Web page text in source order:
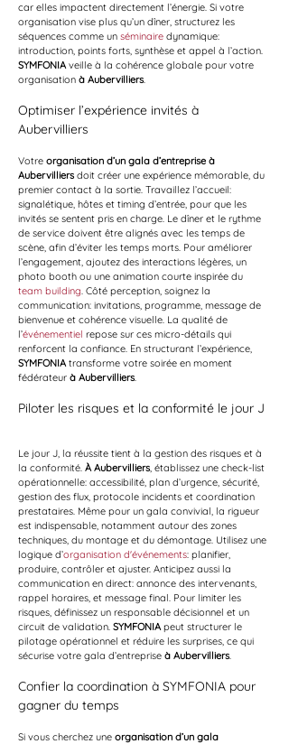
car elles impactent directement l’énergie. Si votre
organisation vise plus qu’un dîner, structurez les
séquences comme un séminaire dynamique:
introduction, points forts, synthèse et appel à l’action.
SYMFONIA veille à la cohérence globale pour votre
organisation à Aubervilliers.
Optimiser l’expérience invités à
Aubervilliers
Votre organisation d’un gala d’entreprise à
Aubervilliers doit créer une expérience mémorable, du
premier contact à la sortie. Travaillez l’accueil:
signalétique, hôtes et timing d’entrée, pour que les
invités se sentent pris en charge. Le dîner et le rythme
de service doivent être alignés avec les temps de
scène, afin d’éviter les temps morts. Pour améliorer
l’engagement, ajoutez des interactions légères, un
photo booth ou une animation courte inspirée du
team building. Côté perception, soignez la
communication: invitations, programme, message de
bienvenue et cohérence visuelle. La qualité de
l’événementiel repose sur ces micro-détails qui
renforcent la confiance. En structurant l’expérience,
SYMFONIA transforme votre soirée en moment
fédérateur à Aubervilliers.
Piloter les risques et la conformité le jour J
Le jour J, la réussite tient à la gestion des risques et à
la conformité. À Aubervilliers, établissez une check-list
opérationnelle: accessibilité, plan d’urgence, sécurité,
gestion des flux, protocole incidents et coordination
prestataires. Même pour un gala convivial, la rigueur
est indispensable, notamment autour des zones
techniques, du montage et du démontage. Utilisez une
logique d’organisation d'événements: planifier,
produire, contrôler et ajuster. Anticipez aussi la
communication en direct: annonce des intervenants,
rappel horaires, et message final. Pour limiter les
risques, définissez un responsable décisionnel et un
circuit de validation. SYMFONIA peut structurer le
pilotage opérationnel et réduire les surprises, ce qui
sécurise votre gala d’entreprise à Aubervilliers.
Confier la coordination à SYMFONIA pour
gagner du temps
Si vous cherchez une organisation d’un gala